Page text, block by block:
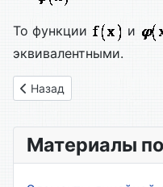
То функции и
эквивалентными.
Предыдущий: 4.3
Назад
Материалы